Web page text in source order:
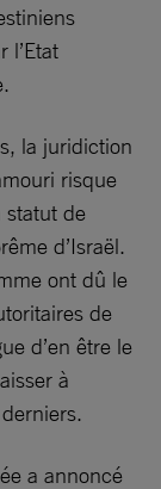
l’Etat
la juridiction
risque
statut de
d’Israël.
ont dû le
de
d’en être le
à
a annoncé